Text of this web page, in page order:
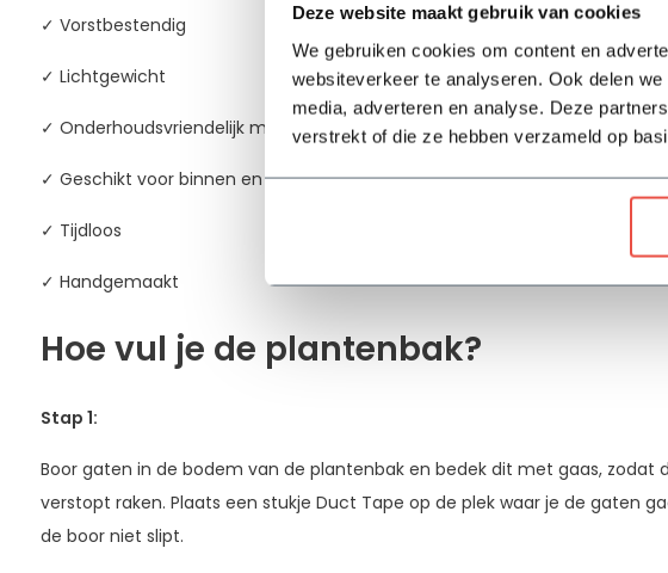
Deze website maakt gebruik van cookies
We gebruiken cookies om content en
websiteverkeer te analyseren. Ook delen
media, adverteren en analyse. Deze
verstrekt of die ze hebben verzameld op
✓ Vorstbestendig
✓ Lichtgewicht
✓ Onderhoudsvriendelijk materiaal
✓ Geschikt voor binnen en buiten
✓ Tijdloos
✓ Handgemaakt
Hoe vul je de plantenbak?
Stap 1:
Boor gaten in de bodem van de plantenbak en bedek dit met gaas, zodat
verstopt raken. Plaats een stukje Duct Tape op de plek waar je de gaten
de boor niet slipt.